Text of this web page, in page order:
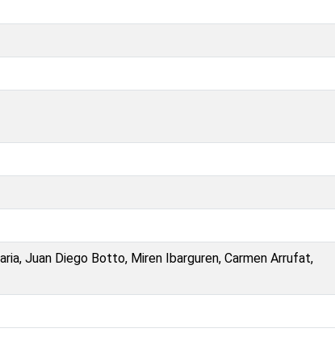
Juan Diego Botto, Miren Ibarguren, Carmen Arrufat,